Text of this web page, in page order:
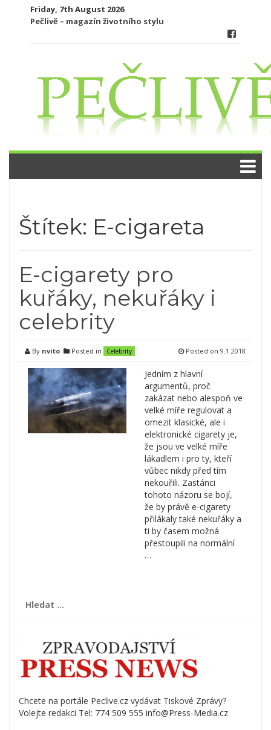
Friday, 7th August 2026
Pečlivě – magazín životního stylu
Štítek: E-cigareta
E-cigarety pro
kuřáky, nekuřáky i
celebrity
By nvito Posted in Celebrity Posted on 9.1.2018
Jedním z hlavní
argumentů, proč
zakázat nebo alespoň ve
velké míře regulovat a
omezit klasické, ale i
elektronické cigarety je,
že jsou ve velké míře
lákadlem i pro ty, kteří
vůbec nikdy před tím
nekouřili. Zastánci
tohoto názoru se bojí,
že by právě e-cigarety
přilákaly také nekuřáky a
ti by časem možná
přestoupili na normální
…
Chcete na portále Peclive.cz vydávat Tiskové Zprávy?
Volejte redakci Tel: 774 509 555 info@Press-Media.cz